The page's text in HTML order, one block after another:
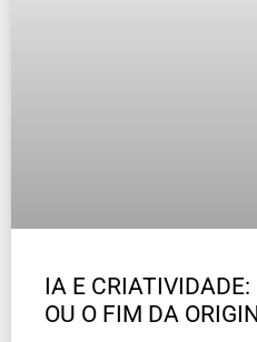
IA E
OU O FIM DA